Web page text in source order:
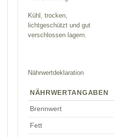
Kühl, trocken,
lichtgeschützt und gut
verschlossen lagern.
Nährwertdeklaration
NÄHRWERTANGABEN
Brennwert
Fett